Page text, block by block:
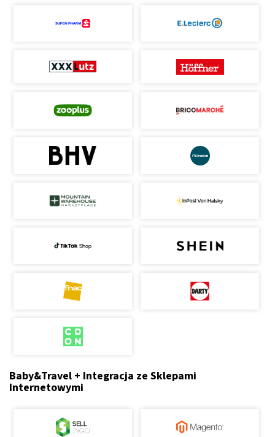
Baby&Travel + Integracja ze Sklepami
Internetowymi